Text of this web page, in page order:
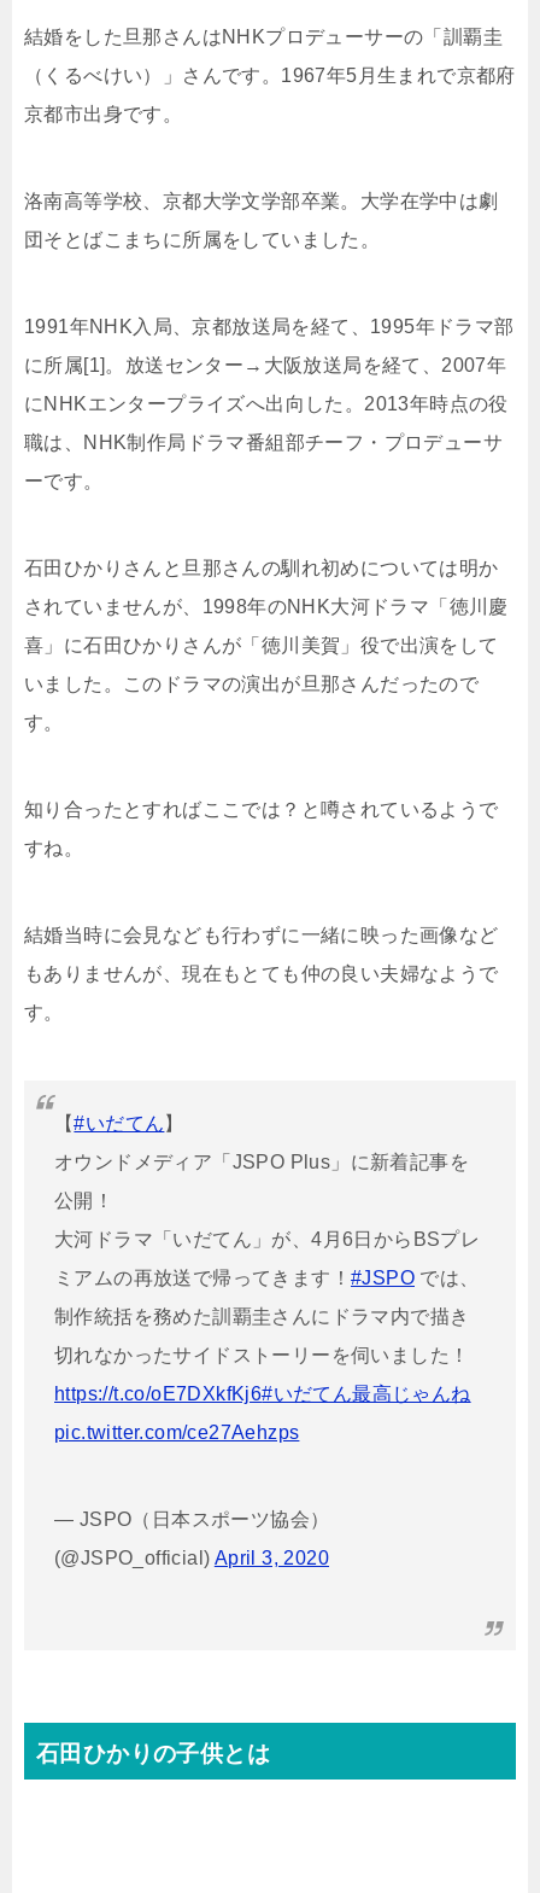
結婚をした旦那さんはNHKプロデューサーの「訓覇圭
（くるべけい）」さんです。1967年5月生まれで京都府
京都市出身です。
洛南高等学校、京都大学文学部卒業。大学在学中は劇
団そとばこまちに所属をしていました。
1991年NHK入局、京都放送局を経て、1995年ドラマ部
に所属[1]。放送センター→大阪放送局を経て、2007年
にNHKエンタープライズへ出向した。2013年時点の役
職は、NHK制作局ドラマ番組部チーフ・プロデューサ
ーです。
石田ひかりさんと旦那さんの馴れ初めについては明か
されていませんが、1998年のNHK大河ドラマ「徳川慶
喜」に石田ひかりさんが「徳川美賀」役で出演をして
いました。このドラマの演出が旦那さんだったので
す。
知り合ったとすればここでは？と噂されているようで
すね。
結婚当時に会見なども行わずに一緒に映った画像など
もありませんが、現在もとても仲の良い夫婦なようで
す。
【#いだてん 】
オウンドメディア「JSPO Plus」に新着記事を
公開！
大河ドラマ「いだてん」が、4月6日からBSプレ
ミアムの再放送で帰ってきます！ #JSPO では、
制作統括を務めた訓覇圭さんにドラマ内で描き
切れなかったサイドストーリーを伺いました！
https://t.co/oE7DXkfKj6#いだてん最高じゃんね
pic.twitter.com/ce27Aehzps
— JSPO（日本スポーツ協会）
(@JSPO_official) April 3, 2020
石田ひかりの子供とは